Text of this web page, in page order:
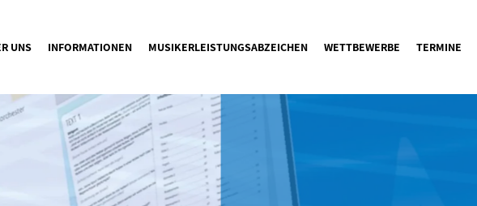
UNS INFORMATIONEN MUSIKERLEISTUNGSABZEICHEN WETTBEWERBE TERMINE